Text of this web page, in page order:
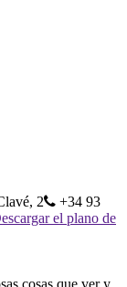
2
+34 93
el plano de